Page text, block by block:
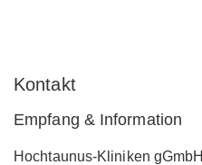
Kontakt
Empfang & Information
Hochtaunus-Kliniken gGmbH